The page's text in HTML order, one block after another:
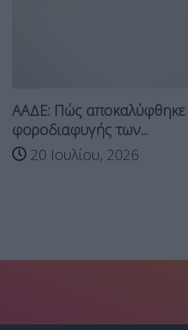
ΑΑΔΕ: Πώς
φοροδιαφυγής των...
20 Ιουλίου, 2026